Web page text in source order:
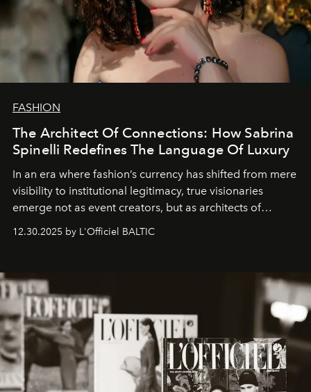
FASHION
The Architect Of Connections: How Sabrina
Spinelli Redefines The Language Of Luxury
In an era where fashion’s currency has shifted from mere
visibility to institutional legitimacy, true visionaries
emerge not as event creators, but as architects of
brand strategist with three decades of mastery in luxury,
framework where creativity, commerce, and culture
converge with surgical precision.
12.30.2025 by L'Officiel BALTIC